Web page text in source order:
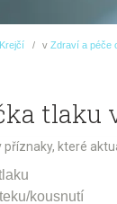
v Zdraví a péče
tlaku
které
kousnutí